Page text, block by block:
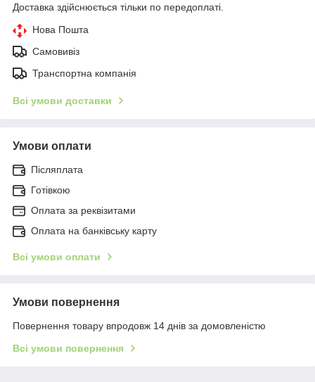
Доставка здійснюється тільки по передоплаті.
Нова Пошта
Самовивіз
Транспортна компанія
Всі умови доставки
Умови оплати
Післяплата
Готівкою
Оплата за реквізитами
Оплата на банківську карту
Всі умови оплати
Умови повернення
Повернення товару впродовж 14 днів за домовленістю
Всі умови повернення